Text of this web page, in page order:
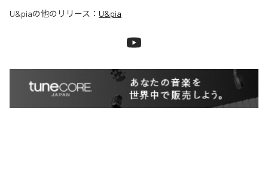
U&piaの他のリリース： U&pia